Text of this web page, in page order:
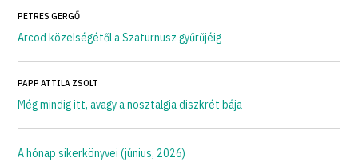
PETRES GERGŐ
Arcod közelségétől a Szaturnusz gyűrűjéig
PAPP ATTILA ZSOLT
Még mindig itt, avagy a nosztalgia diszkrét bája
A hónap sikerkönyvei (június, 2026)